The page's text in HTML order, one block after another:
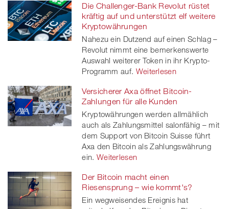
Die Challenger-Bank Revolut rüstet
kräftig auf und unterstützt elf weitere
Kryptowährungen
Nahezu ein Dutzend auf einen Schlag –
Revolut nimmt eine bemerkenswerte
Auswahl weiterer Token in ihr Krypto-
Programm auf. Weiterlesen
Versicherer Axa öffnet Bitcoin-
Zahlungen für alle Kunden
Kryptowährungen werden allmählich
auch als Zahlungsmittel salonfähig – mit
dem Support von Bitcoin Suisse führt
Axa den Bitcoin als Zahlungswährung
ein. Weiterlesen
Der Bitcoin macht einen
Riesensprung – wie kommt's?
Ein wegweisendes Ereignis hat